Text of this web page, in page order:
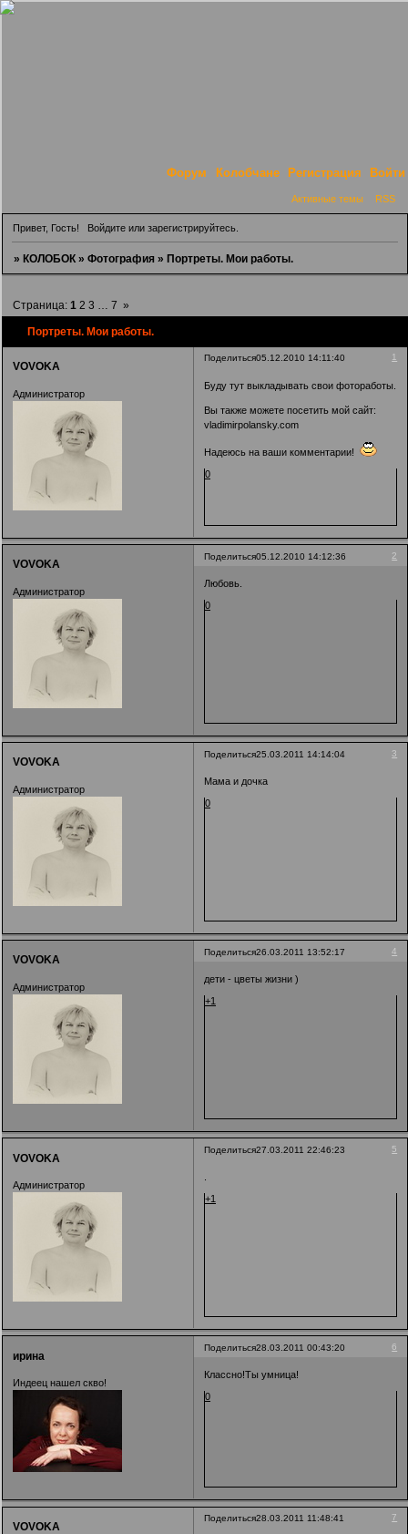
Форум Колобчане Регистрация Войти
Активные темы RSS
Привет, Гость! Войдитеили зарегистрируйтесь.
»КОЛОБОК »Фотография »Портреты. Мои работы.
Портреты. Мои работы.
Страница:1 2 3 … 7 »
Поделиться 1
05.12.2010 14:11:40
VOVOKA
Администратор
Буду тут выкладывать свои фотоработы.
Вы также можете посетить мой сайт:
vladimirpolansky.com
Надеюсь на ваши комментарии!
0
Поделиться 2
05.12.2010 14:12:36
VOVOKA
Администратор
Любовь.
0
Поделиться 3
25.03.2011 14:14:04
VOVOKA
Администратор
Мама и дочка
0
Поделиться 4
26.03.2011 13:52:17
VOVOKA
Администратор
дети - цветы жизни )
+1
Поделиться 5
27.03.2011 22:46:23
VOVOKA
Администратор
+1
Поделиться 6
28.03.2011 00:43:20
ирина
Индеец нашел скво!
Классно!Ты умница!
0
Поделиться 7
28.03.2011 11:48:41
VOVOKA